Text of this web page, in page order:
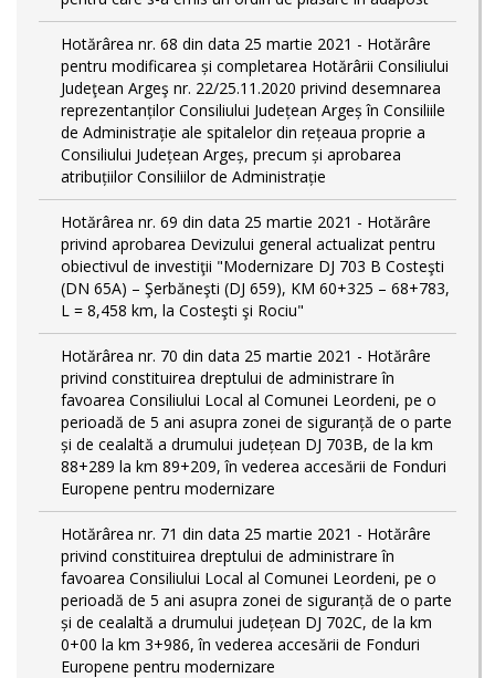
Hotărârea nr. 68 din data 25 martie 2021 - Hotărâre
pentru modificarea și completarea Hotărârii Consiliului
Judeţean Argeş nr. 22/25.11.2020 privind desemnarea
reprezentanților Consiliului Județean Argeș în Consiliile
de Administrație ale spitalelor din rețeaua proprie a
Consiliului Județean Argeș, precum și aprobarea
atribuțiilor Consiliilor de Administrație
Hotărârea nr. 69 din data 25 martie 2021 - Hotărâre
privind aprobarea Devizului general actualizat pentru
obiectivul de investiţii "Modernizare DJ 703 B Costeşti
(DN 65A) – Şerbăneşti (DJ 659), KM 60+325 – 68+783,
L = 8,458 km, la Costeşti şi Rociu"
Hotărârea nr. 70 din data 25 martie 2021 - Hotărâre
privind constituirea dreptului de administrare în
favoarea Consiliului Local al Comunei Leordeni, pe o
perioadă de 5 ani asupra zonei de siguranță de o parte
și de cealaltă a drumului județean DJ 703B, de la km
88+289 la km 89+209, în vederea accesării de Fonduri
Europene pentru modernizare
Hotărârea nr. 71 din data 25 martie 2021 - Hotărâre
privind constituirea dreptului de administrare în
favoarea Consiliului Local al Comunei Leordeni, pe o
perioadă de 5 ani asupra zonei de siguranță de o parte
și de cealaltă a drumului județean DJ 702C, de la km
0+00 la km 3+986, în vederea accesării de Fonduri
Europene pentru modernizare